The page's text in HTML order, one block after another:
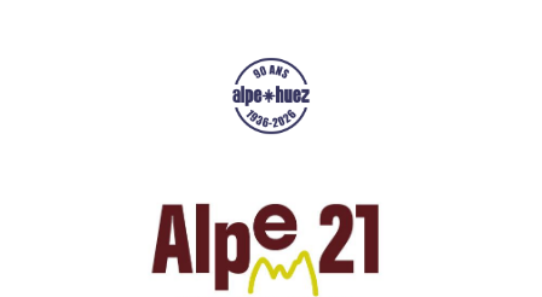
Résultats
Galerie
Infos pratiques